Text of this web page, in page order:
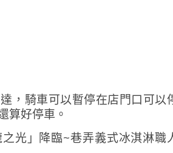
，騎車可以暫停在店門口可以
算好停車。